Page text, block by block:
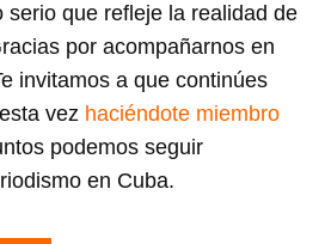
serio que refleje la realidad de
por acompañarnos en
invitamos a que continúes
vez haciéndote miembro
podemos seguir
en Cuba.